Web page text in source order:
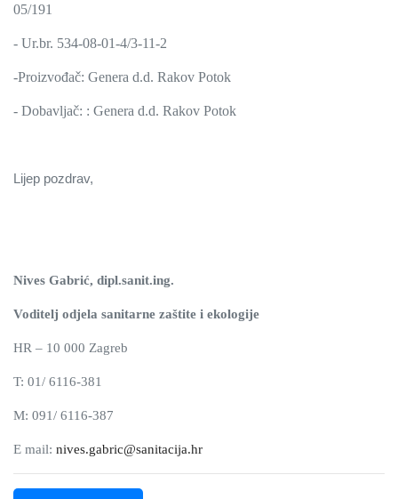
05/191
- Ur.br. 534-08-01-4/3-11-2
-Proizvođač: Genera d.d. Rakov Potok
- Dobavljač: : Genera d.d. Rakov Potok
Lijep pozdrav,
Nives Gabrić, dipl.sanit.ing.
Voditelj odjela sanitarne zaštite i ekologije
HR – 10 000 Zagreb
T: 01/ 6116-381
M: 091/ 6116-387
E mail: nives.gabric@sanitacija.hr